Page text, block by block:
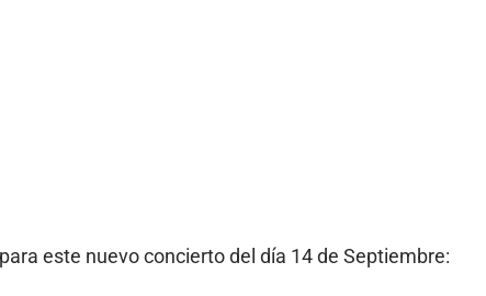
este nuevo concierto del día 14 de Septiembre: